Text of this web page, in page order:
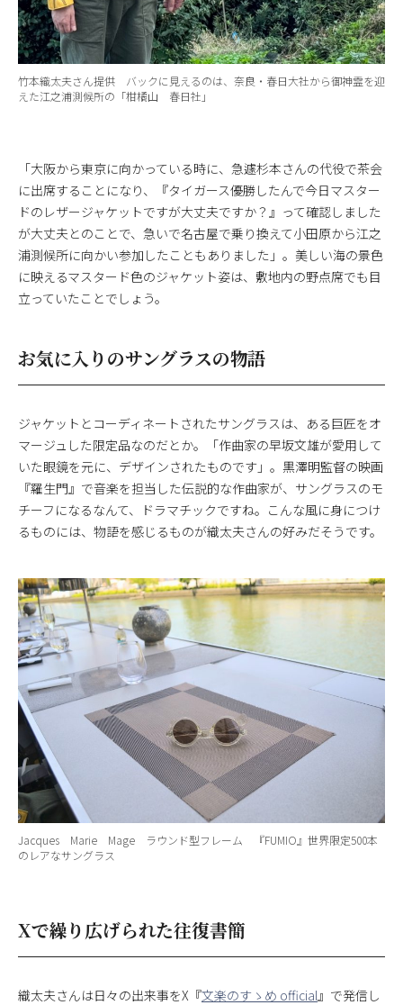
竹本織太夫さん提供 バックに見えるのは、奈良・春日大社から御神霊を迎
えた江之浦測候所の「柑橘山 春日社」
「大阪から東京に向かっている時に、急遽杉本さんの代役で茶会
に出席することになり、『タイガース優勝したんで今日マスター
ドのレザージャケットですが大丈夫ですか？』って確認しました
が大丈夫とのことで、急いで名古屋で乗り換えて小田原から江之
浦測候所に向かい参加したこともありました」。美しい海の景色
に映えるマスタード色のジャケット姿は、敷地内の野点席でも目
立っていたことでしょう。
お気に入りのサングラスの物語
ジャケットとコーディネートされたサングラスは、ある巨匠をオ
マージュした限定品なのだとか。「作曲家の早坂文雄が愛用して
いた眼鏡を元に、デザインされたものです」。黒澤明監督の映画
『羅生門』で音楽を担当した伝説的な作曲家が、サングラスのモ
チーフになるなんて、ドラマチックですね。こんな風に身につけ
るものには、物語を感じるものが織太夫さんの好みだそうです。
Jacques Marie Mage ラウンド型フレーム 『FUMIO』世界限定500本
のレアなサングラス
Xで繰り広げられた往復書簡
織太夫さんは日々の出来事をX『文楽のすゝめ official 』で発信し